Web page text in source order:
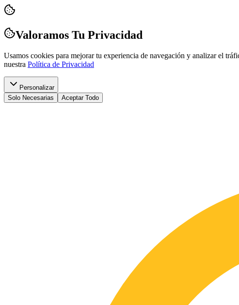
Valoramos Tu Privacidad
Usamos cookies para mejorar tu experiencia de navegación y analizar el
nuestra Política de Privacidad
Personalizar
Solo Necesarias
Aceptar Todo